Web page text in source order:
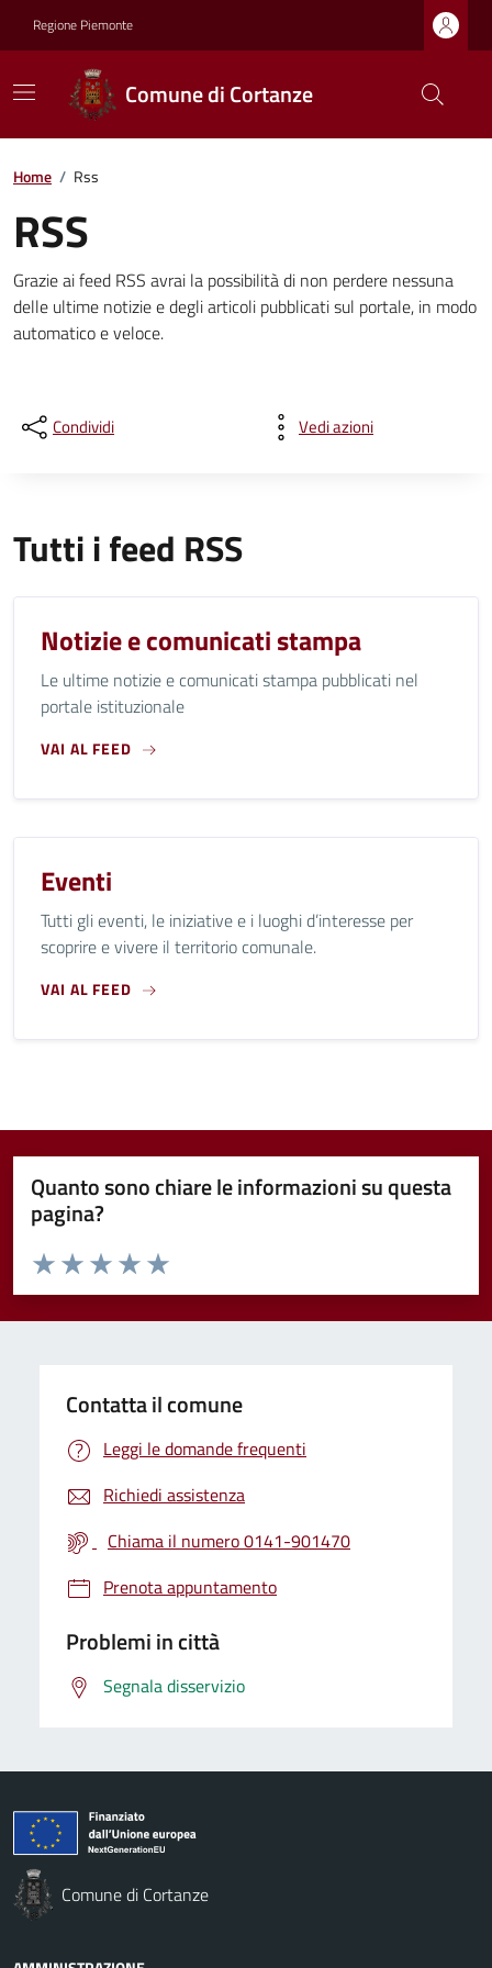
Regione Piemonte
Comune di Cortanze
Home / Rss
RSS
Grazie ai feed RSS avrai la possibilità di non perdere nessuna
delle ultime notizie e degli articoli pubblicati sul portale, in modo
automatico e veloce.
Condividi Vedi azioni
Tutti i feed RSS
Notizie e comunicati stampa
Le ultime notizie e comunicati stampa pubblicati nel
portale istituzionale
VAI AL FEED
Eventi
Tutti gli eventi, le iniziative e i luoghi d’interesse per
scoprire e vivere il territorio comunale.
VAI AL FEED
Quanto sono chiare le informazioni su questa
pagina?
Valuta da 1 a 5 stelle la pagina
Valuta 5 stelle su 5
Valuta 4 stelle su 5
Valuta 3 stelle su 5
Valuta 2 stelle su 5
Valuta 1 stelle su 5
Contatta il comune
Leggi le domande frequenti
Richiedi assistenza
Chiama il numero 0141-901470
Prenota appuntamento
Problemi in città
Segnala disservizio
Comune di Cortanze